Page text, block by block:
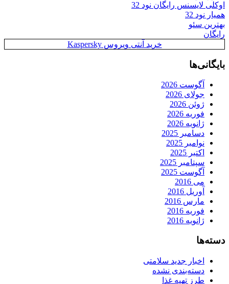
اوکلی لایسنس رایگان نود 32
همیار نود 32
بهترین سئو
رایگان
خرید آنتی ویروس Kaspersky
بایگانی‌ها
آگوست 2026
جولای 2026
ژوئن 2026
فوریه 2026
ژانویه 2026
دسامبر 2025
نوامبر 2025
اکتبر 2025
سپتامبر 2025
آگوست 2025
می 2016
آوریل 2016
مارس 2016
فوریه 2016
ژانویه 2016
دسته‌ها
اخبار جدید سلامتی
دسته‌بندی نشده
طرز تهیه غذا